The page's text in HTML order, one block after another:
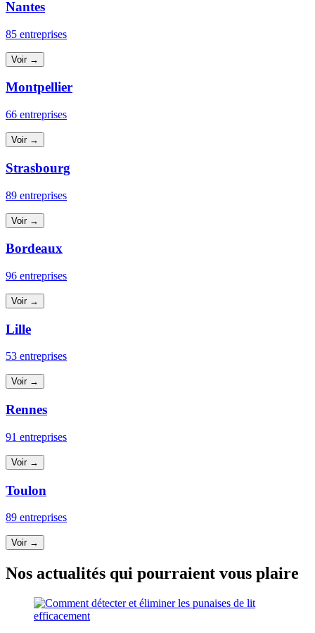
Nantes
85 entreprises
Voir →
Montpellier
66 entreprises
Voir →
Strasbourg
89 entreprises
Voir →
Bordeaux
96 entreprises
Voir →
Lille
53 entreprises
Voir →
Rennes
91 entreprises
Voir →
Toulon
89 entreprises
Voir →
Nos actualités qui pourraient vous plaire